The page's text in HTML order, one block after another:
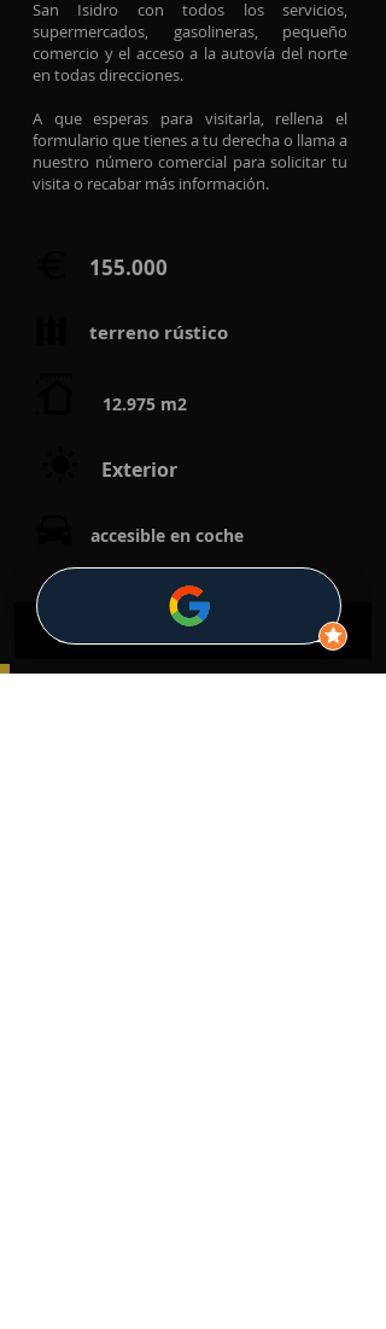
San Isidro con todos los servicios,
supermercados, gasolineras, pequeño
comercio y el acceso a la autovía del norte
en todas direcciones.
A que esperas para visitarla, rellena el
formulario que tienes a tu derecha o llama a
nuestro número comercial para solicitar tu
visita o recabar más información.
155.000
terreno rústico
12.975 m2
Exterior
accesible en coche
Volver